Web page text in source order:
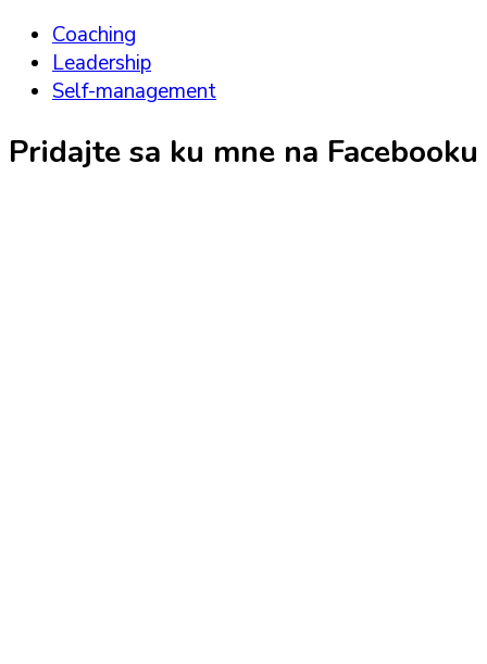
Coaching
Leadership
Self-management
Pridajte sa ku mne na Facebooku